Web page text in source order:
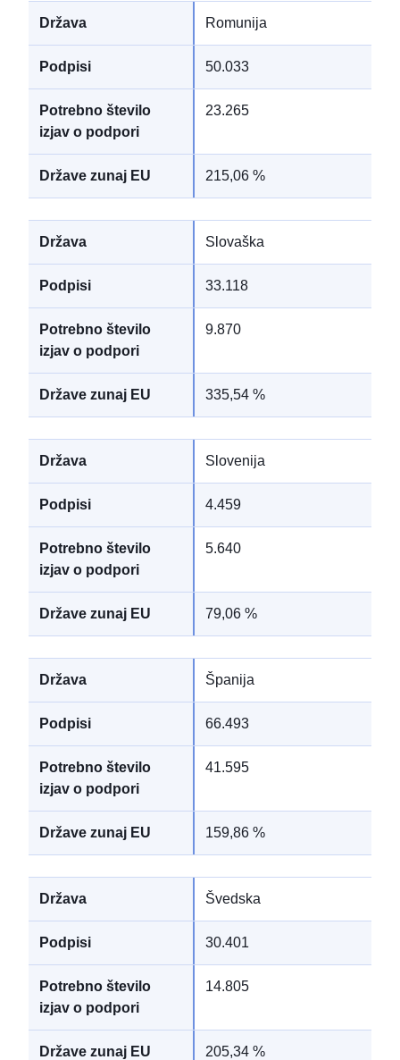
Romunija
50.033
23.265
215,06 %
Slovaška
33.118
9.870
335,54 %
Slovenija
4.459
5.640
79,06 %
Španija
66.493
41.595
159,86 %
Švedska
30.401
14.805
205,34 %